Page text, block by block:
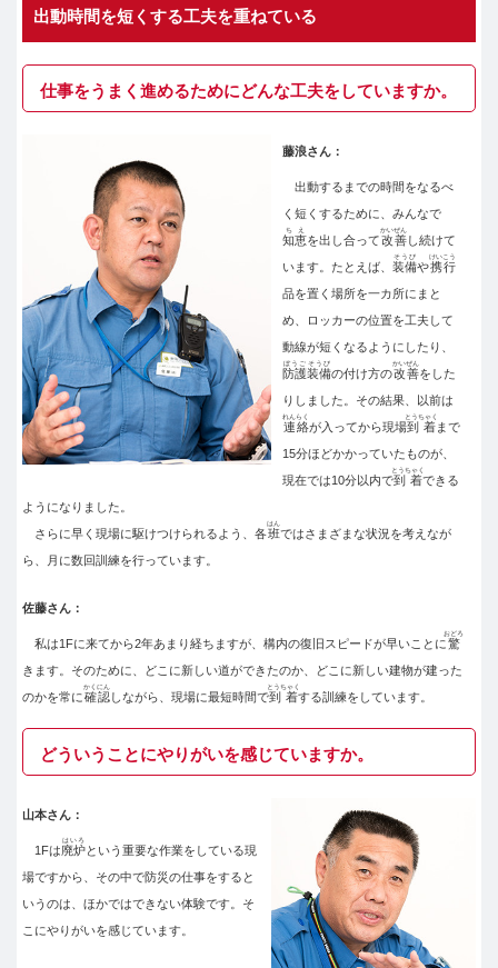
出動時間を短くする工夫を重ねている
仕事をうまく進めるためにどんな工夫をしていますか。
藤浪さん：
出動するまでの時間をなるべ
く短くするために、みんなで
知恵
ちえ
を出し合って改善
かいぜん
し続けて
います。たとえば、装備
そうび
や携行
けいこう
品を置く場所を一カ所にまと
め、ロッカーの位置を工夫して
動線が短くなるようにしたり、
防護装備
ぼうごそうび
の付け方の改善
かいぜん
をした
りしました。その結果、以前は
連絡
れんらく
が入ってから現場到着
とうちゃく
まで
15分ほどかかっていたものが、
現在では10分以内で到着
とうちゃく
できる
ようになりました。
さらに早く現場に駆けつけられるよう、各班
はん
ではさまざまな状況を考えなが
ら、月に数回訓練を行っています。
佐藤さん：
私は1Fに来てから2年あまり経ちますが、構内の復旧スピードが早いことに驚
おどろ
きます。そのために、どこに新しい道ができたのか、どこに新しい建物が建った
のかを常に確認
かくにん
しながら、現場に最短時間で到着
とうちゃく
する訓練をしています。
どういうことにやりがいを感じていますか。
山本さん：
1Fは廃炉
はいろ
という重要な作業をしている現
場ですから、その中で防災の仕事をすると
いうのは、ほかではできない体験です。そ
こにやりがいを感じています。